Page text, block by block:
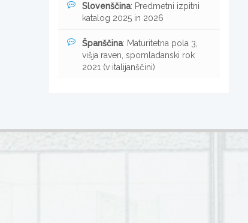
Slovenščina: Predmetni izpitni
katalog 2025 in 2026
Španščina: Maturitetna pola 3,
višja raven, spomladanski rok
2021 (v italijanščini)